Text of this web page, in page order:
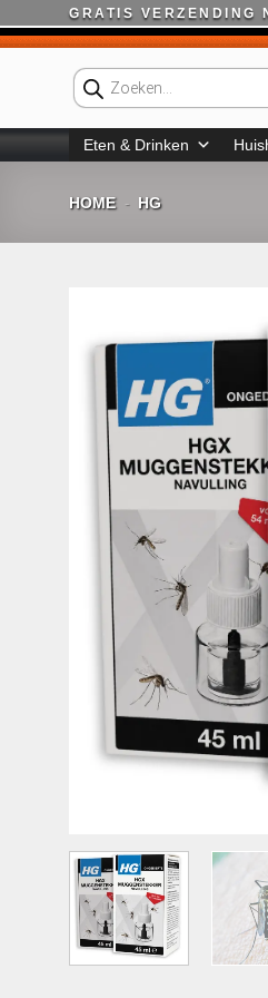
naar
GRATIS VERZENDING
Producten
zoeken
Eten & Drinken
HOME - HG